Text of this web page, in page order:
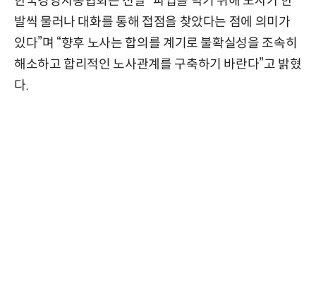
발씩 물러나 대화를 통해 접점을 찾았다는 점에 의미가
있다”며 “향후 노사는 합의를 계기로 불확실성을 조속히
해소하고 합리적인 노사관계를 구축하기 바란다”고 밝혔
다.